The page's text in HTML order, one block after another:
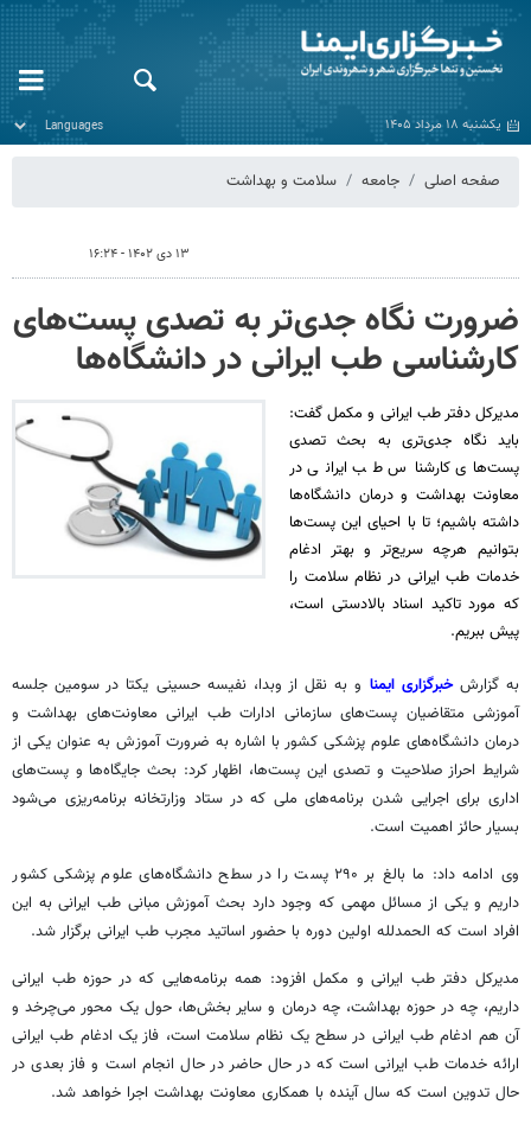
یکشنبه ۱۸ مرداد ۱۴۰۵
صفحه اصلی جامعه سلامت و بهداشت
۱۳ دی ۱۴۰۲ - ۱۶:۲۴
ضرورت نگاه جدی‌تر به تصدی پست‌های
کارشناسی طب ایرانی در دانشگاه‌ها
مدیرکل دفتر طب ایرانی و مکمل گفت:
باید نگاه جدی‌تری به بحث تصدی
پست‌های کارشناس طب ایرانی در
معاونت بهداشت و درمان دانشگاه‌ها
داشته باشیم؛ تا با احیای این پست‌ها
بتوانیم هرچه سریع‌تر و بهتر ادغام
خدمات طب ایرانی در نظام سلامت را
که مورد تاکید اسناد بالادستی است،
پیش ببریم.
به گزارش خبرگزاری ایمنا و به نقل از وبدا، نفیسه حسینی یکتا در سومین جلسه
آموزشی متقاضیان پست‌های سازمانی ادارات طب ایرانی معاونت‌های بهداشت و
درمان دانشگاه‌های علوم پزشکی کشور با اشاره به ضرورت آموزش به عنوان یکی از
شرایط احراز صلاحیت و تصدی این پست‌ها، اظهار کرد: بحث جایگاه‌ها و پست‌های
اداری برای اجرایی شدن برنامه‌های ملی که در ستاد وزارتخانه برنامه‌ریزی می‌شود
بسیار حائز اهمیت است.
وی ادامه داد: ما بالغ بر ۲۹۰ پست را در سطح دانشگاه‌های علوم پزشکی کشور
داریم و یکی از مسائل مهمی که وجود دارد بحث آموزش مبانی طب ایرانی به این
افراد است که الحمدلله اولین دوره با حضور اساتید مجرب طب ایرانی برگزار شد.
مدیرکل دفتر طب ایرانی و مکمل افزود: همه برنامه‌هایی که در حوزه طب ایرانی
داریم، چه در حوزه بهداشت، چه درمان و سایر بخش‌ها، حول یک محور می‌چرخد و
آن هم ادغام طب ایرانی در سطح یک نظام سلامت است، فاز یک ادغام طب ایرانی
ارائه خدمات طب ایرانی است که در حال حاضر در حال انجام است و فاز بعدی در
حال تدوین است که سال آینده با همکاری معاونت بهداشت اجرا خواهد شد.